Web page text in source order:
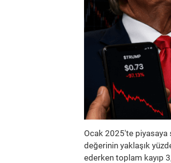
Ocak 2025'te piyasaya
değerinin yaklaşık
ederken toplam kayıp